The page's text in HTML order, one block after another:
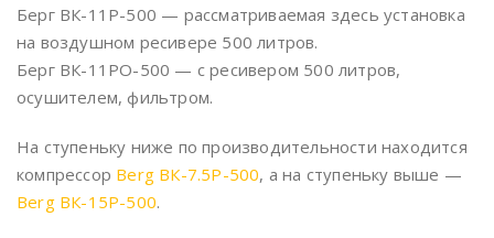
Берг ВК-11Р-500 — рассматриваемая здесь установка
на воздушном ресивере 500 литров.
Берг ВК-11РО-500 — с ресивером 500 литров,
осушителем, фильтром.
На ступеньку ниже по производительности находится
компрессор Berg ВК-7.5Р-500, а на ступеньку выше —
Berg ВК-15Р-500.